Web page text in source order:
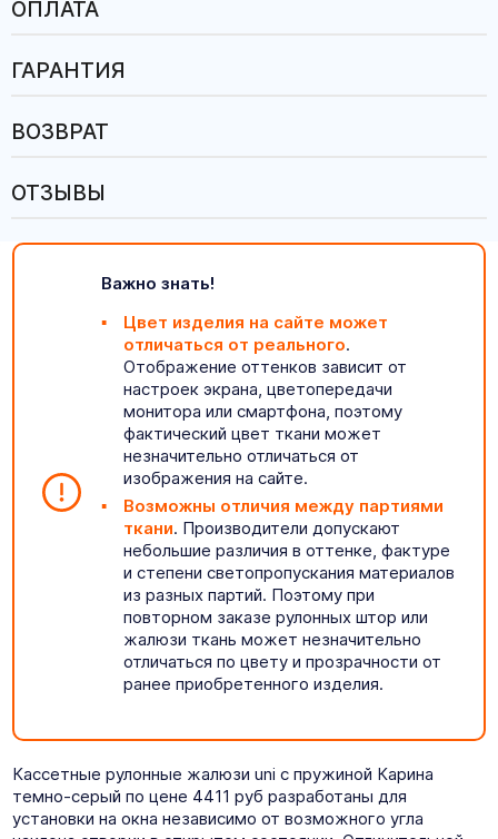
ОПЛАТА
ГАРАНТИЯ
ВОЗВРАТ
ОТЗЫВЫ
Важно знать!
Цвет изделия на сайте может
отличаться от реального.
Отображение оттенков зависит от
настроек экрана, цветопередачи
монитора или смартфона, поэтому
фактический цвет ткани может
незначительно отличаться от
изображения на сайте.
Возможны отличия между партиями
ткани. Производители допускают
небольшие различия в оттенке, фактуре
и степени светопропускания материалов
из разных партий. Поэтому при
повторном заказе рулонных штор или
жалюзи ткань может незначительно
отличаться по цвету и прозрачности от
ранее приобретенного изделия.
Кассетные рулонные жалюзи uni с пружиной Карина
темно-серый по цене 4411 руб разработаны для
установки на окна независимо от возможного угла